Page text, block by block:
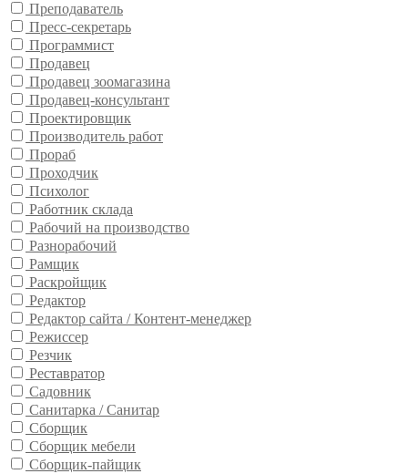
Преподаватель
Пресс-секретарь
Программист
Продавец
Продавец зоомагазина
Продавец-консультант
Проектировщик
Производитель работ
Прораб
Проходчик
Психолог
Работник склада
Рабочий на производство
Разнорабочий
Рамщик
Раскройщик
Редактор
Редактор сайта / Контент-менеджер
Режиссер
Резчик
Реставратор
Садовник
Санитарка / Санитар
Сборщик
Сборщик мебели
Сборщик-пайщик